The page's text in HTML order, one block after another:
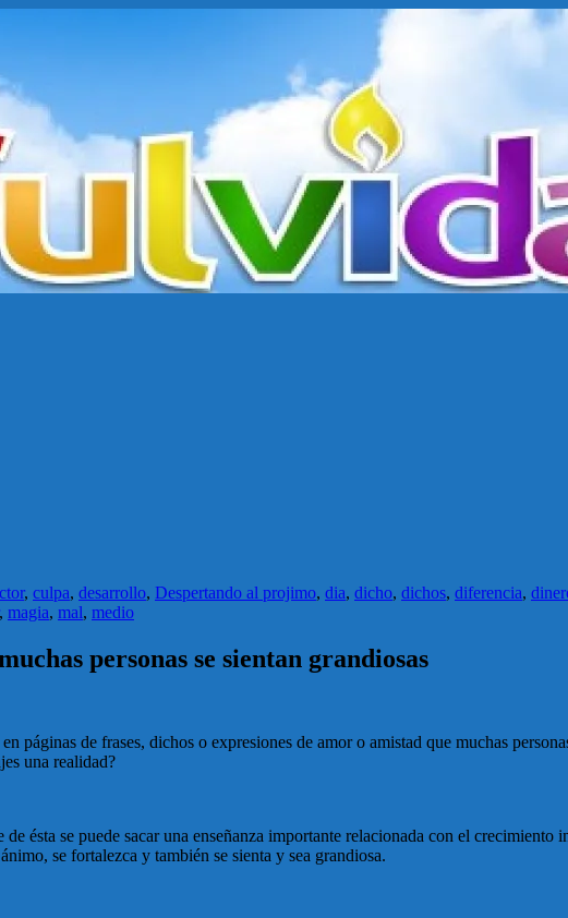
, culpa, desarrollo, Despertando al projimo, dia, dicho, dichos, diferencia,
, magia, mal, medio
personas se sientan grandiosas
páginas de frases, dichos o expresiones de amor o amistad que muchas
una realidad?
ésta se puede sacar una enseñanza importante relacionada con el
se fortalezca y también se sienta y sea grandiosa.